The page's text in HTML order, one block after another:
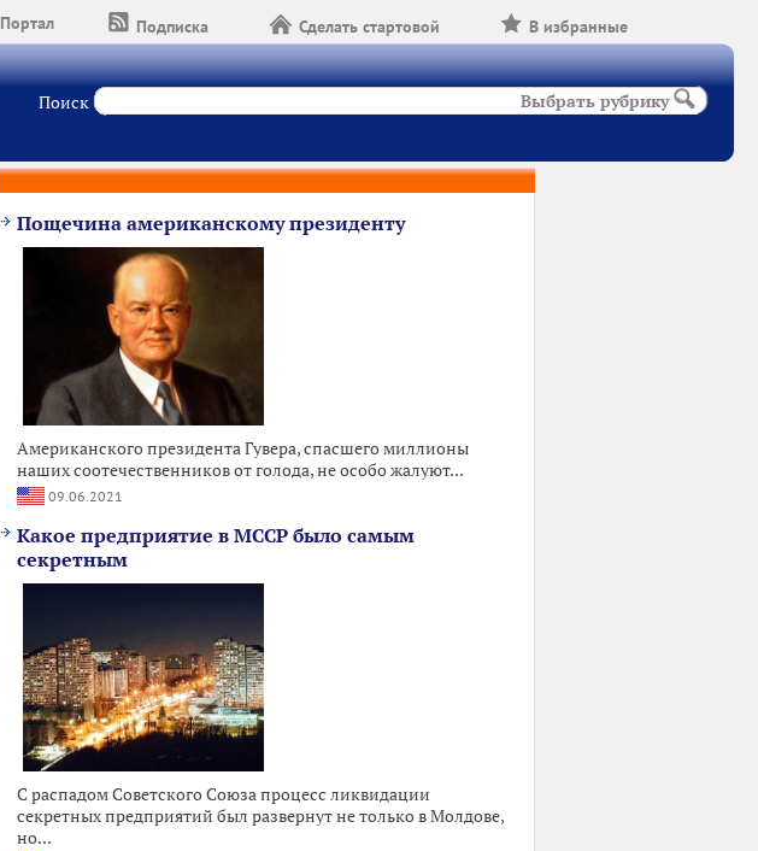
В избранные
Сделать стартовой
Подписка
Портал
Поиск Выбрать рубрику
Пощечина американскому президенту
Американского президента Гувера, спасшего миллионы
наших соотечественников от голода, не особо жалуют...
09.06.2021
Какое предприятие в МССР было самым
секретным
С распадом Советского Союза процесс ликвидации
секретных предприятий был развернут не только в Молдове,
но...